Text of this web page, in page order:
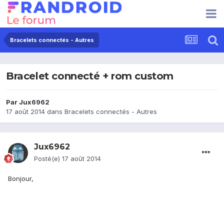
Bracelets connectés - Autres
Bracelet connecté + rom custom
Par Jux6962
17 août 2014 dans Bracelets connectés - Autres
Jux6962
Posté(e) 17 août 2014
Bonjour,